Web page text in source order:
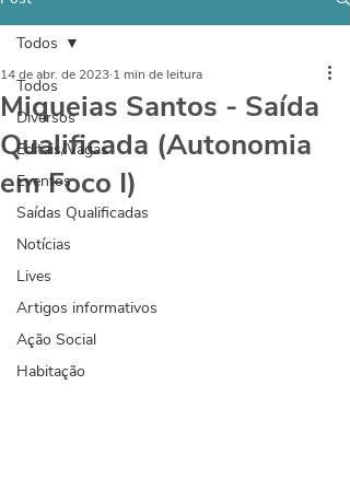
Todos
Diversos
Editais/Vagas
Eventos
Saídas Qualificadas
Notícias
Lives
Artigos informativos
Ação Social
Habitação
Todos
Miqueias Santos - Saída
Qualificada (Autonomia
em Foco I)
14 de abr. de 2023 1 min de leitura